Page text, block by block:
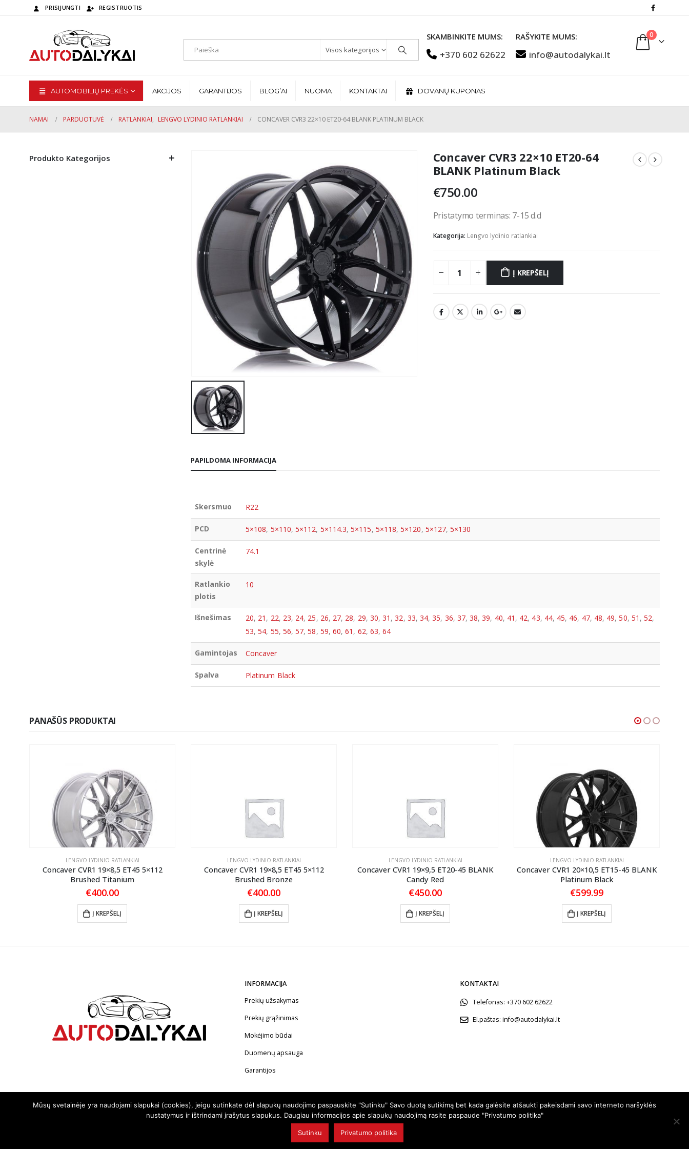
PRISIJUNGTI REGISTRUOTIS
Visos kategorijos
SKAMBINKITE MUMS:
+370 602 62622
RAŠYKITE MUMS:
info@autodalykai.lt
0
AUTOMOBILIŲ PREKĖS AKCIJOS GARANTIJOS BLOG’AI NUOMA KONTAKTAI DOVANŲ KUPONAS
NAMAI PARDUOTUVĖ RATLANKIAI, LENGVO LYDINIO RATLANKIAI CONCAVER CVR3 22×10 ET20-64 BLANK PLATINUM BLACK
Concaver CVR3 22×10 ET20-64
BLANK Platinum Black
€750.00
Pristatymo terminas: 7-15 d.d
Kategorija: Lengvo lydinio ratlankiai
Į KREPŠELĮ
PAPILDOMA INFORMACIJA
Skersmuo R22
PCD 5×108, 5×110, 5×112, 5×114.3,5×115, 5×118,5×120, 5×127,5×130
Centrinė
skylė
74.1
Ratlankio
plotis
10
Išnešimas 20, 21 , 22, 23, 24, 25, 26, 27, 28, 29, 30,31 ,32, 33, 34,35, 36, 37,38,39, 40, 41 , 42, 43, 44, 45, 46, 47, 48, 49,50, 51 , 52,
53,54, 55, 56,57,58, 59, 60,61 , 62, 63,64
Gamintojas Concaver
Spalva Platinum Black
Produkto Kategorijos
PANAŠŪS PRODUKTAI
LENGVO LYDINIO RATLANKIAI
Concaver CVR1 19×8,5 ET45 5×112
Brushed Titanium
€400.00
Į KREPŠELĮ
LENGVO LYDINIO RATLANKIAI
Concaver CVR1 19×8,5 ET45 5×112
Brushed Bronze
€400.00
Į KREPŠELĮ
LENGVO LYDINIO RATLANKIAI
Concaver CVR1 19×9,5 ET20-45 BLANK
Candy Red
€450.00
Į KREPŠELĮ
LENGVO LYDINIO RATLANKIAI
Concaver CVR1 20×10,5 ET15-45 BLANK
Platinum Black
€599.99
Į KREPŠELĮ
INFORMACIJA
Prekių užsakymas
Prekių grąžinimas
Mokėjimo būdai
Duomenų apsauga
Garantijos
KONTAKTAI
Telefonas: +370 602 62622
El.paštas: info@autodalykai.lt
Mūsų svetainėje yra naudojami slapukai (cookies), jeigu sutinkate dėl slapukų naudojimo paspauskite "Sutinku" Savo duotą sutikimą bet kada galėsite atšaukti pakeisdami savo interneto naršyklės
nustatymus ir ištrindami įrašytus slapukus. Daugiau informacijos apie slapukų naudojimą rasite paspaude "Privatumo politika"
Sutinku Privatumo politika